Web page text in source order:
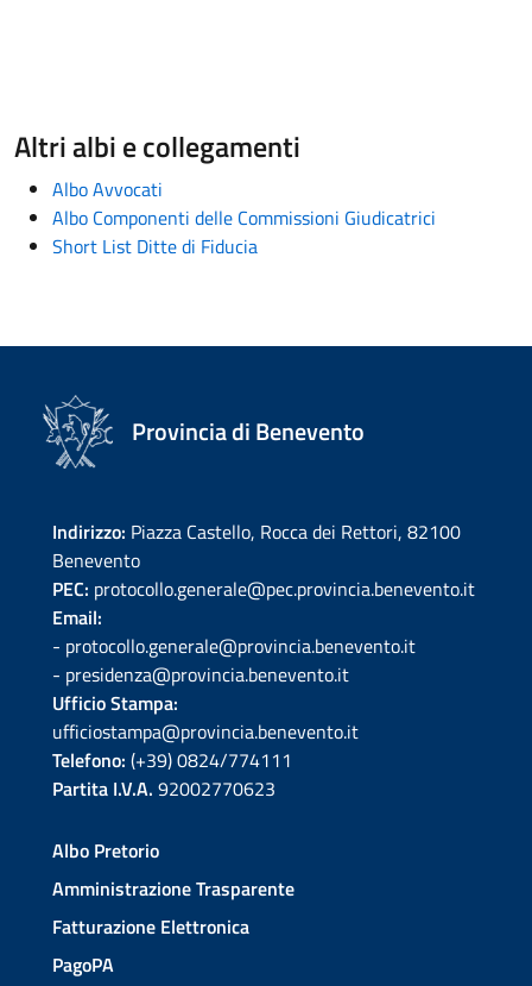
Altri albi e collegamenti
Albo Avvocati
Albo Componenti delle Commissioni Giudicatrici
Short List Ditte di Fiducia
Provincia di Benevento
Indirizzo: Piazza Castello, Rocca dei Rettori, 82100
Benevento
PEC: protocollo.generale@pec.provincia.benevento.it
Email:
- protocollo.generale@provincia.benevento.it
- presidenza@provincia.benevento.it
Ufficio Stampa:
ufficiostampa@provincia.benevento.it
Telefono: (+39) 0824/774111
Partita I.V.A. 92002770623
Albo Pretorio
Amministrazione Trasparente
Fatturazione Elettronica
PagoPA